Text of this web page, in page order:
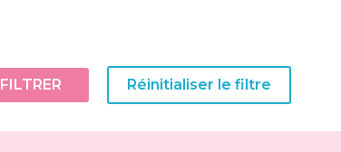
FILTRER Réinitialiser le filtre